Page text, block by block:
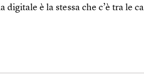
è la stessa che c’è tra le